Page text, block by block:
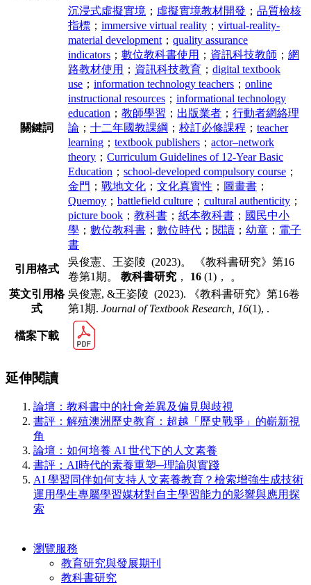
關鍵詞
沉浸式虛擬實境 ； 虛擬實境教材開發 ； 品質檢核
指標 ； immersive virtual reality ； virtual-reality-
material development ； quality assurance
indicators ； 數位教科書使用 ； 資訊科技教師 ； 網
路教材使用 ； 資訊科技教育 ； digital textbook
use ； information technology teachers ； online
instructional resources ； informational technology
education ； 教師學習 ； 出版業者 ； 行動者網絡理
論 ； 十二年國教課綱 ； 校訂必修課程 ； teacher
learning ； textbook publishers ； actor–network
theory ； Curriculum Guidelines of 12-Year Basic
Education ； school-developed compulsory course ；
金門 ； 戰地文化 ； 文化真實性 ； 圖畫書 ；
Quemoy ； battlefield culture ； cultural authenticity ；
picture book ； 教科書 ； 紙本教科書 ； 國民中小
學 ； 數位教科書 ； 數位時代 ； 閱讀 ； 幼童 ； 電子
書
引用格式
吳俊憲、王姿陵 (2023)。 《教科書研究》第16
卷第1期。 教科書研究 ， 16 (1)， 。
英文引用格
式
吳俊憲, &王姿陵 (2023). 《教科書研究》第16卷
第1期. Journal of Textbook Research, 16(1), .
檔案下載
延伸閱讀
論壇：教科書中的社會差異及偏見與歧視
書評：解殖澳洲歷史教育：超越「歷史戰爭」的嶄新視
角
論壇：如何培養 AI 世代下的人文素養
書評：AI時代的素養重塑─理論與實踐
AI 學習同伴如何支持人文素養教育？檢索增強生成技術
運用學生專屬學習媒材對自主學習能力的影響與應用探
索
瀏覽服務
教育研究與發展期刊
教科書研究